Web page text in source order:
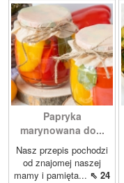
Papryka
marynowana do...
Nasz przepis pochodzi
od znajomej naszej
mamy i pamięta... ⇖ 24